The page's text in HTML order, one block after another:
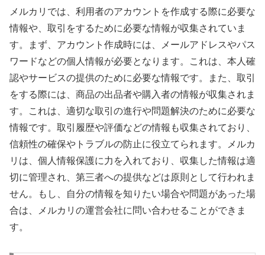
メルカリでは、利用者のアカウントを作成する際に必要な
情報や、取引をするために必要な情報が収集されていま
す。まず、アカウント作成時には、メールアドレスやパス
ワードなどの個人情報が必要となります。これは、本人確
認やサービスの提供のために必要な情報です。また、取引
をする際には、商品の出品者や購入者の情報が収集されま
す。これは、適切な取引の進行や問題解決のために必要な
情報です。取引履歴や評価などの情報も収集されており、
信頼性の確保やトラブルの防止に役立てられます。メルカ
リは、個人情報保護に力を入れており、収集した情報は適
切に管理され、第三者への提供などは原則として行われま
せん。もし、自分の情報を知りたい場合や問題があった場
合は、メルカリの運営会社に問い合わせることができま
す。